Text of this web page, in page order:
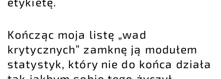
Kończąc moja listę „wad
krytycznych” zamknę ją modułem
statystyk, który nie do końca działa